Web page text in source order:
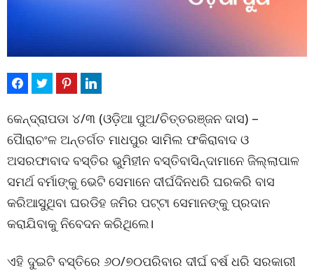
କେନ୍ଦ୍ରାପଡା ୪/୩ (ଓଡ଼ିଆ ପୁଅ/ଚିତ୍ତରଞ୍ଜନ ଦାସ) –
ପୈାରାଚଂଳ ଅନ୍ତର୍ଗତ ମାଧପୁର ସାମିଲ ଫକିରାବାଦ ଓ
ଅସରଫାବାଦ ବସ୍ତିର ଭୁମିହୀନ ବସ୍ତିବାସିନ୍ଦାମାନେ ଜିଲ୍ଲାପାଳ
ସମର୍ଥ ବର୍ମାଙ୍କୁ ଭେଟି ସେମାନେ ଦୀର୍ଘଦିନଧରି ଘରକରି ବାସ
କରିଆସୁଥିବା ଘରଡିହ ଜମିର ପଟ୍ଟା ସେମାନଙ୍କୁ ପ୍ରଦାନ
କରାଯିବାକୁ ନିବେଦନ କରିଥିଲେ।
ଏହି ଦୁଇଟି ବସ୍ତିରେ ୬୦/୭୦ପରିବାର ଦୀର୍ଘ ବର୍ଷ ଧରି ସରକାରୀ